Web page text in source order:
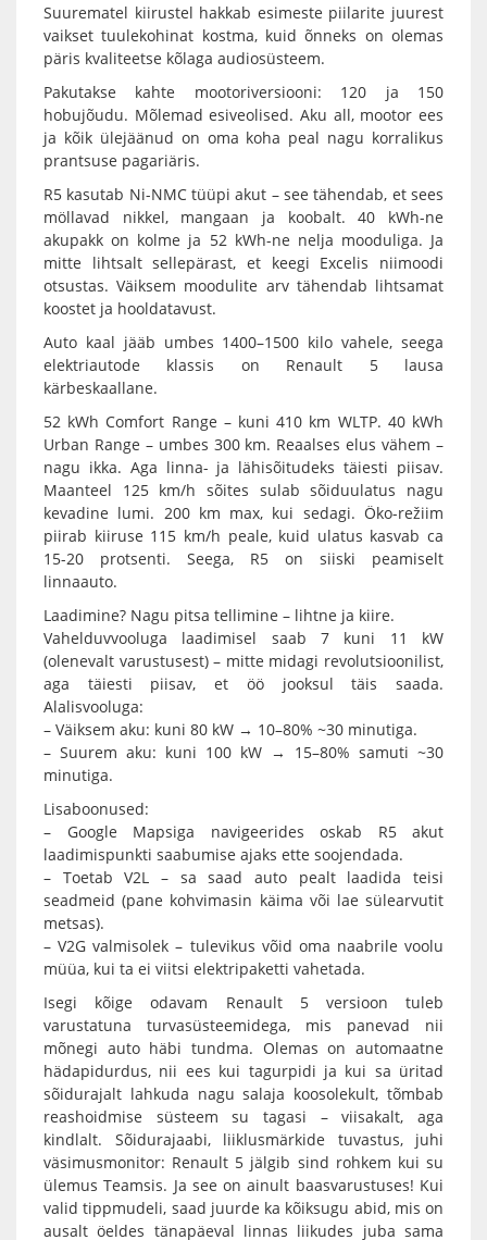
Suurematel kiirustel hakkab esimeste piilarite juurest
vaikset tuulekohinat kostma, kuid õnneks on olemas
päris kvaliteetse kõlaga audiosüsteem.
Pakutakse kahte mootoriversiooni: 120 ja 150
hobujõudu. Mõlemad esiveolised. Aku all, mootor ees
ja kõik ülejäänud on oma koha peal nagu korralikus
prantsuse pagariäris.
R5 kasutab Ni-NMC tüüpi akut – see tähendab, et sees
möllavad nikkel, mangaan ja koobalt. 40 kWh-ne
akupakk on kolme ja 52 kWh-ne nelja mooduliga. Ja
mitte lihtsalt sellepärast, et keegi Excelis niimoodi
otsustas. Väiksem moodulite arv tähendab lihtsamat
koostet ja hooldatavust.
Auto kaal jääb umbes 1400–1500 kilo vahele, seega
elektriautode klassis on Renault 5 lausa
kärbeskaallane.
52 kWh Comfort Range – kuni 410 km WLTP. 40 kWh
Urban Range – umbes 300 km. Reaalses elus vähem –
nagu ikka. Aga linna- ja lähisõitudeks täiesti piisav.
Maanteel 125 km/h sõites sulab sõiduulatus nagu
kevadine lumi. 200 km max, kui sedagi. Öko-režiim
piirab kiiruse 115 km/h peale, kuid ulatus kasvab ca
15-20 protsenti. Seega, R5 on siiski peamiselt
linnaauto.
Laadimine? Nagu pitsa tellimine – lihtne ja kiire.
Vahelduvvooluga laadimisel saab 7 kuni 11 kW
(olenevalt varustusest) – mitte midagi revolutsioonilist,
aga täiesti piisav, et öö jooksul täis saada.
Alalisvooluga:
– Väiksem aku: kuni 80 kW → 10–80% ~30 minutiga.
– Suurem aku: kuni 100 kW → 15–80% samuti ~30
minutiga.
Lisaboonused:
– Google Mapsiga navigeerides oskab R5 akut
laadimispunkti saabumise ajaks ette soojendada.
– Toetab V2L – sa saad auto pealt laadida teisi
seadmeid (pane kohvimasin käima või lae sülearvutit
metsas).
– V2G valmisolek – tulevikus võid oma naabrile voolu
müüa, kui ta ei viitsi elektripaketti vahetada.
Isegi kõige odavam Renault 5 versioon tuleb
varustatuna turvasüsteemidega, mis panevad nii
mõnegi auto häbi tundma. Olemas on automaatne
hädapidurdus, nii ees kui tagurpidi ja kui sa üritad
sõidurajalt lahkuda nagu salaja koosolekult, tõmbab
reashoidmise süsteem su tagasi – viisakalt, aga
kindlalt. Sõidurajaabi, liiklusmärkide tuvastus, juhi
väsimusmonitor: Renault 5 jälgib sind rohkem kui su
ülemus Teamsis. Ja see on ainult baasvarustuses! Kui
valid tippmudeli, saad juurde ka kõiksugu abid, mis on
ausalt öeldes tänapäeval linnas liikudes juba sama